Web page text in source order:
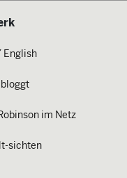
English
im Netz
sichten